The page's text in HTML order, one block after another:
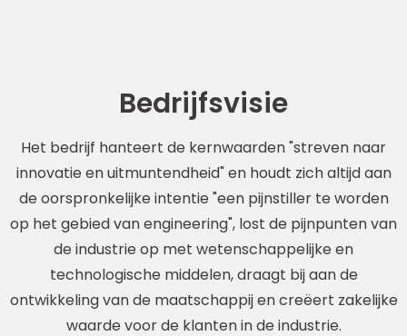
Bedrijfsvisie
Het bedrijf hanteert de kernwaarden "streven naar
innovatie en uitmuntendheid" en houdt zich altijd aan
de oorspronkelijke intentie "een pijnstiller te worden
op het gebied van engineering", lost de pijnpunten van
de industrie op met wetenschappelijke en
technologische middelen, draagt bij aan de
ontwikkeling van de maatschappij en creëert zakelijke
waarde voor de klanten in de industrie.